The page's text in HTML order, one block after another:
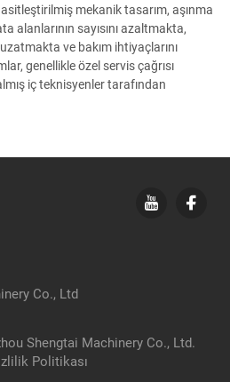
mekanik tasarım, aşınma
alanlarının sayısını azaltmakta,
ve bakım ihtiyaçlarını
genellikle özel servis çağrısı
iç teknisyenler tarafından
Co., Ltd
Shengtai Machinery Co., Ltd.
Politikası